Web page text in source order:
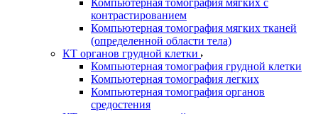
Компьютерная томография мягких с
контрастированием
Компьютерная томография мягких тканей
(определенной области тела)
КТ органов грудной клетки
Компьютерная томография грудной клетки
Компьютерная томография легких
Компьютерная томография органов
средостения